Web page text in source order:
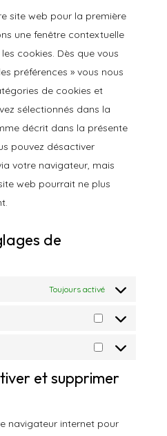
divers
site web pour la première
une fenêtre contextuelle
cookies. Dès que vous
préférences » vous nous
de cookies et
sélectionnés dans la
décrit dans la présente
pouvez désactiver
votre navigateur, mais
web pourrait ne plus
de
Toujours activé
Statistiques
Marketing
et supprimer
navigateur internet pour